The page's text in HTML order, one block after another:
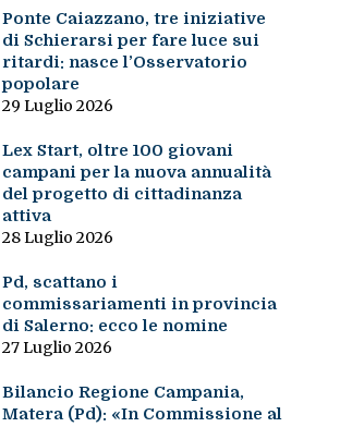
Ponte Caiazzano, tre iniziative
di Schierarsi per fare luce sui
ritardi: nasce l’Osservatorio
popolare
29 Luglio 2026
Lex Start, oltre 100 giovani
campani per la nuova annualità
del progetto di cittadinanza
attiva
28 Luglio 2026
Pd, scattano i
commissariamenti in provincia
di Salerno: ecco le nomine
27 Luglio 2026
Bilancio Regione Campania,
Matera (Pd): «In Commissione al